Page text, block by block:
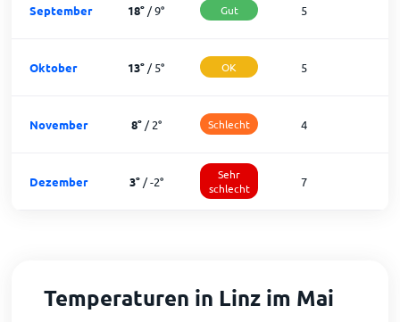
September 18° /9° Gut 5
Oktober 13° /5° OK 5
November 8°/2° Schlecht 4
Dezember 3°/-2°
Sehr
schlecht
7
Temperaturen in Linz im Mai